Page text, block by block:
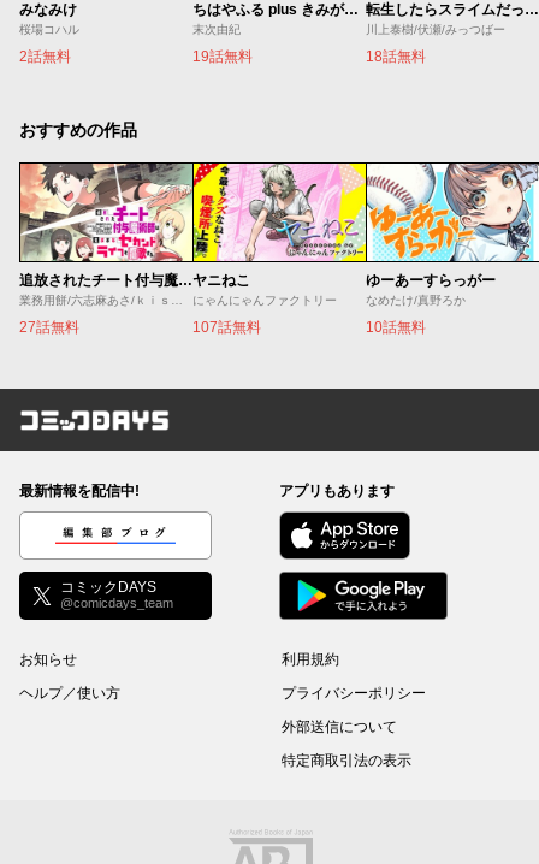
みなみけ
桜場コハル
2話無料
ちはやふる plus きみがため
末次由紀
19話無料
転生したらスライムだった件
川上泰樹/伏瀬/みっつばー
18話無料
おすすめの作品
追放されたチート付与魔術師は気ままなセカンドライフを謳歌する。 ～俺は武器だけじゃなく、あらゆるものに『強化ポイント』を付与できるし、俺の意思でいつでも効果を解除できるけど、残った人たち大丈夫？～
業務用餅/六志麻あさ/ｋｉｓｕｉ
27話無料
ヤニねこ
にゃんにゃんファクトリー
107話無料
ゆーあーすらっがー
なめたけ/真野ろか
10話無料
コミックDAYS
最新情報を配信中!
編集部ブログ
コミックDAYS
@comicdays_team
アプリもあります
お知らせ
ヘルプ／使い方
利用規約
プライバシーポリシー
外部送信について
特定商取引法の表示